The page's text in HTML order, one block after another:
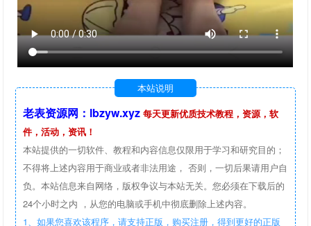
本站说明
老表资源网：lbzyw.xyz 每天更新优质技术教程，资源，软
件，活动，资讯！
本站提供的一切软件、教程和内容信息仅限用于学习和研究目的；
不得将上述内容用于商业或者非法用途， 否则，一切后果请用户自
负。本站信息来自网络，版权争议与本站无关。您必须在下载后的
24个小时之内 ，从您的电脑或手机中彻底删除上述内容。
1、如果您喜欢该程序，请支持正版，购买注册，得到更好的正版